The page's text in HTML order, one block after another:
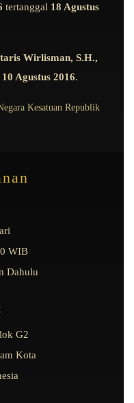
tertanggal 18 Agustus
Wirlisman, S.H.,
10 Agustus 2016.
Kesatuan Republik
WIB
Dahulu
G2
Kota